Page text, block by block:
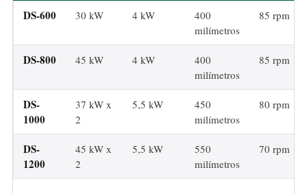
DS-600 30 kW 4 kW
400
milímetros
85 rpm
DS-800 45 kW 4 kW
400
milímetros
85 rpm
DS-
1000
37 kW x
2
5,5 kW
450
milímetros
80 rpm
DS-
1200
45 kW x
2
5,5 kW
550
milímetros
70 rpm